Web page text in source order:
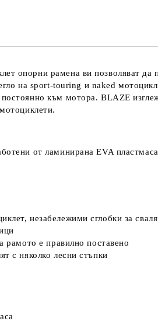
опорни рамена ви позволяват
на sport-touring и naked
към мотора. BLAZE
от ламинирана EVA
незабележими сглобки за
рамото е правилно поставено
с няколко лесни стъпки